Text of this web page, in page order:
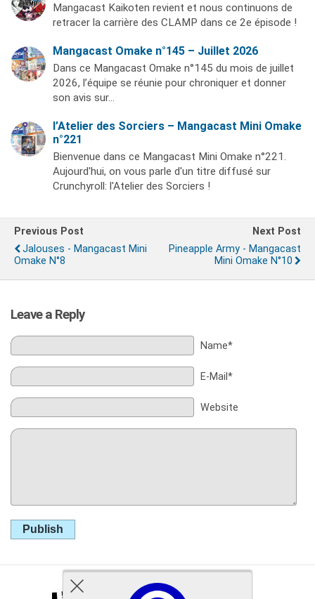
Mangacast Kaikoten revient et nous continuons de
retracer la carrière des CLAMP dans ce 2e épisode !
Mangacast Omake n°145 – Juillet 2026
Dans ce Mangacast Omake n°145 du mois de juillet
2026, l’équipe se réunie pour chroniquer et donner
son avis sur…
l’Atelier des Sorciers – Mangacast Mini Omake
n°221
Bienvenue dans ce Mangacast Mini Omake n°221.
Aujourd'hui, on vous parle d'un titre diffusé sur
Crunchyroll: l'Atelier des Sorciers !
Previous Post
Jalouses - Mangacast Mini
Omake N°8
Next Post
Pineapple Army - Mangacast
Mini Omake N°10
Leave a Reply
Name*
E-Mail*
Website
Publish